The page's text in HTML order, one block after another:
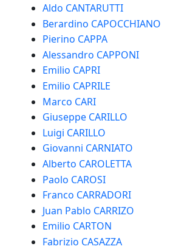
Aldo CANTARUTTI
Berardino CAPOCCHIANO
Pierino CAPPA
Alessandro CAPPONI
Emilio CAPRI
Emilio CAPRILE
Marco CARI
Giuseppe CARILLO
Luigi CARILLO
Giovanni CARNIATO
Alberto CAROLETTA
Paolo CAROSI
Franco CARRADORI
Juan Pablo CARRIZO
Emilio CARTON
Fabrizio CASAZZA